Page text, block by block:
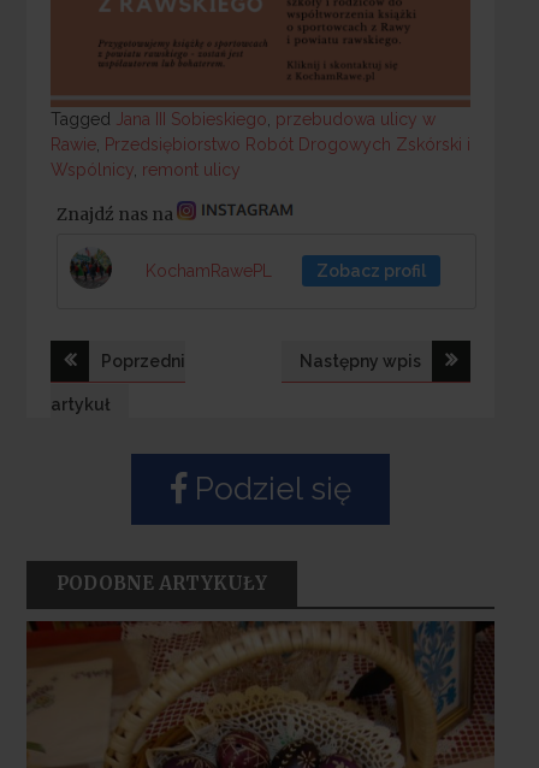
Tagged
Tagged Jana III Sobieskiego przebudowa ulicy w
Rawie, Przedsiębiorstwo Robót Drogowych Zskórski i
Wspólnicy, remont ulicy
Znajdź nas na
KochamRawePL Zobacz profil
Nawigacja
wpisu
Poprzedni
artykuł
Następny wpis
Podziel się
PODOBNE ARTYKUŁY